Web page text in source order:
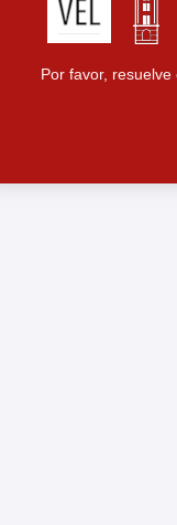
Por favor,